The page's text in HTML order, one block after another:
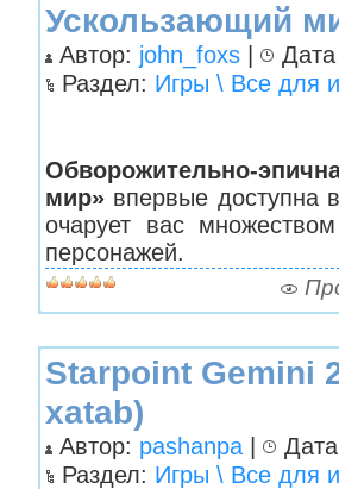
Ускользающий
Автор: john_foxs |
Раздел: Игры \ Все для
Обворожительно-
мир» впервые доступна
очарует вас
персонажей.
Starpoint Gemini
xatab)
Автор: pashanpa |
Раздел: Игры \ Все для